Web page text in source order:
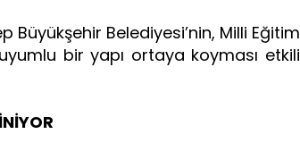
Belediyesi’nin, Milli Eğitim
uyumlu bir yapı ortaya koyması etkili